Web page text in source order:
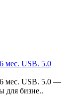
USB. 5.0
мес. USB. 5.0 —
для бизне..